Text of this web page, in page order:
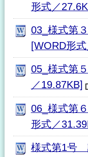
形式／
03_様式第
[WORD形
05_様式第
／19.87KB]
06_様式第
形式／
様式第1号